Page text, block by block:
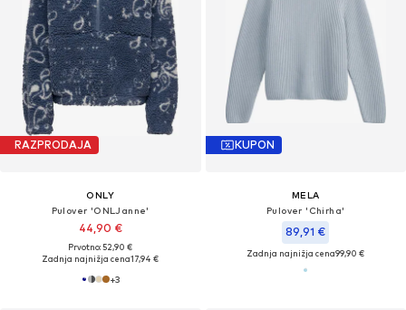
RAZPRODAJA
ONLY
Pulover 'ONLJanne'
44,90 €
Prvotno: 52,90 €
Zadnja najnižja cena17,94 €
+3
KUPON
MELA
Pulover 'Chirha'
89,91 €
Zadnja najnižja cena99,90 €